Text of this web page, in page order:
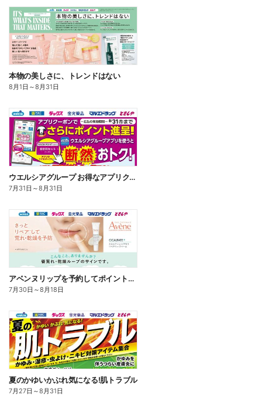
本物の美しさに、トレンドはない
8月1日 ～8月31日
ウエルシアグループ お得なアプリクーポン
7月31日 ～8月31日
アベンヌリップを予約してポイントゲット!
7月30日 ～8月18日
夏のかゆいかぶれ気になる!肌トラブル
7月27日 ～8月31日